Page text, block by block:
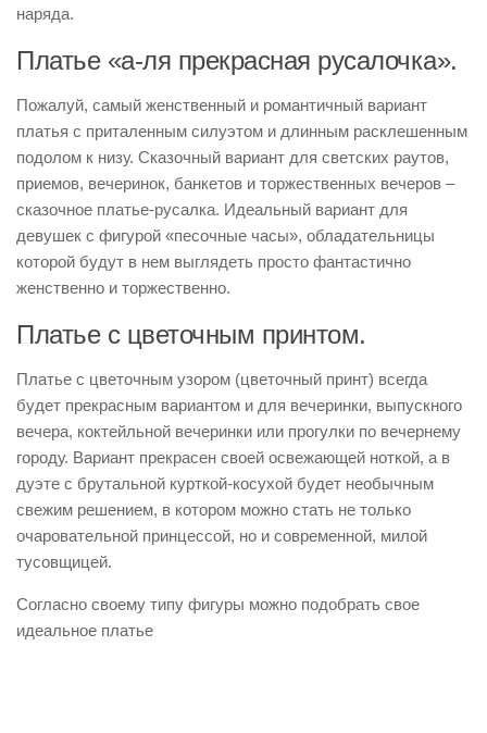
наряда.
Платье «а-ля прекрасная русалочка».
Пожалуй, самый женственный и романтичный вариант
платья с приталенным силуэтом и длинным расклешенным
подолом к низу. Сказочный вариант для светских раутов,
приемов, вечеринок, банкетов и торжественных вечеров –
сказочное платье-русалка. Идеальный вариант для
девушек с фигурой «песочные часы», обладательницы
которой будут в нем выглядеть просто фантастично
женственно и торжественно.
Платье с цветочным принтом.
Платье с цветочным узором (цветочный принт) всегда
будет прекрасным вариантом и для вечеринки, выпускного
вечера, коктейльной вечеринки или прогулки по вечернему
городу. Вариант прекрасен своей освежающей ноткой, а в
дуэте с брутальной курткой-косухой будет необычным
свежим решением, в котором можно стать не только
очаровательной принцессой, но и современной, милой
тусовщицей.
Согласно своему типу фигуры можно подобрать свое
идеальное платье